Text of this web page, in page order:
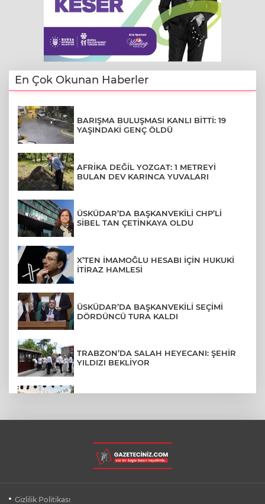
En Çok Okunan Haberler
BARIŞMA BULUŞMASI KANLI BİTTİ: 19
YAŞINDAKİ GENÇ ÖLDÜ
AFRİKA DEĞİL YOZGAT: 1 METREYİ
BULAN DEV KARINCA YUVALARI
ÜSKÜDAR’DA BAŞKANVEKİLİ CHP’Lİ
SİBEL TAN ÇETİNKAYA OLDU
X’TEN İMAMOĞLU HESABI İÇİN HUKUKİ
İTİRAZ HAMLESİ
ÜSKÜDAR’DA BAŞKANVEKİLİ SEÇİMİ
DÖRDÜNCÜ TURA KALDI
TRABZON’DA SALAH HEYECANI: ŞEHİR
YILDIZI BEKLİYOR
LGS YERLEŞTİRME SONUÇLARI
AÇIKLANDI! İŞTE TÜM TARİHLER
Gizlilik Politikası